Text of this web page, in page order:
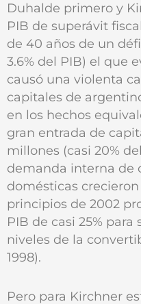
Duhalde primero y
PIB de superávit
de 40 años de un
3.6% del PIB) el que
causó una violenta
capitales de
en los hechos
gran entrada de
millones (casi 20%
demanda interna de
domésticas
principios de 2002
PIB de casi 25%
niveles de la
1998).
Pero para Kirchner